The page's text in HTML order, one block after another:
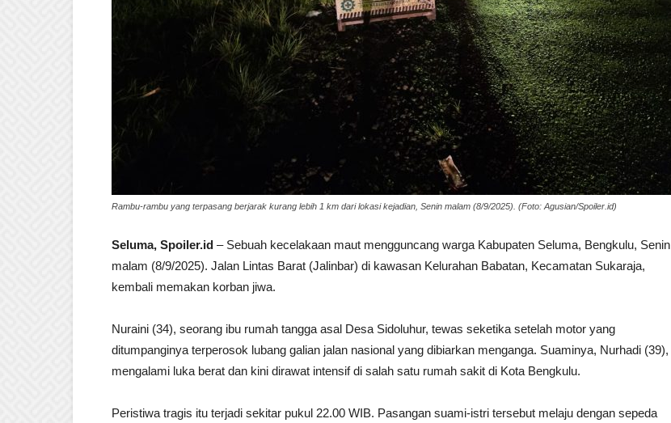
Rambu-rambu yang terpasang berjarak kurang lebih 1 km dari lokasi kejadian, Senin malam (8/9/2025). (Foto: Agusian/Spoiler.id)
Seluma, Spoiler.id – Sebuah kecelakaan maut mengguncang warga Kabupaten Seluma, Bengkulu, Senin
malam (8/9/2025). Jalan Lintas Barat (Jalinbar) di kawasan Kelurahan Babatan, Kecamatan Sukaraja,
kembali memakan korban jiwa.
Nuraini (34), seorang ibu rumah tangga asal Desa Sidoluhur, tewas seketika setelah motor yang
ditumpanginya terperosok lubang galian jalan nasional yang dibiarkan menganga. Suaminya, Nurhadi (39),
mengalami luka berat dan kini dirawat intensif di salah satu rumah sakit di Kota Bengkulu.
Peristiwa tragis itu terjadi sekitar pukul 22.00 WIB. Pasangan suami-istri tersebut melaju dengan sepeda